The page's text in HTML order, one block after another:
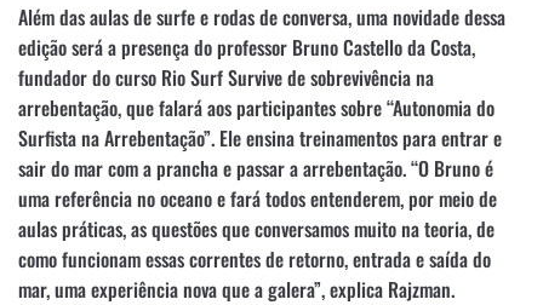
Além das aulas de surfe e rodas de conversa, uma novidade dessa
edição será a presença do professor Bruno Castello da Costa,
fundador do curso Rio Surf Survive de sobrevivência na
arrebentação, que falará aos participantes sobre “Autonomia do
Surfista na Arrebentação”. Ele ensina treinamentos para entrar e
sair do mar com a prancha e passar a arrebentação. “O Bruno é
uma referência no oceano e fará todos entenderem, por meio de
aulas práticas, as questões que conversamos muito na teoria, de
como funcionam essas correntes de retorno, entrada e saída do
mar, uma experiência nova que a galera”, explica Rajzman.